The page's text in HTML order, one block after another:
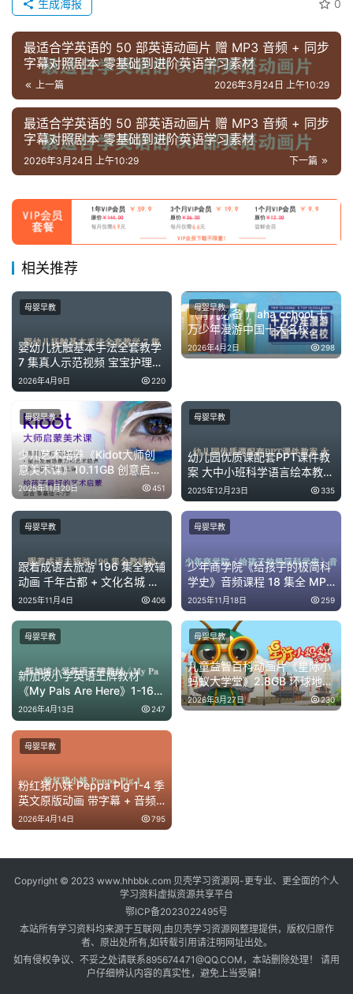
资
源
中
资
料
儿
童
国
蒙
儿
童
英
语
启
蒙
0
生成海报
最适合学英语的 50 部英语动画片 赠 MP3 音频 + 同步
字幕对照剧本 零基础到进阶英语学习素材
上一篇 2026年3月24日 上午10:29
最适合学英语的 50 部英语动画片 赠 MP3 音频 + 同步
字幕对照剧本 零基础到进阶英语学习素材
下一篇
2026年3月24日 上午10:29
相关推荐
婴幼儿抚触基本手法全套教学
7 集真人示范视频 宝宝护理推
拿入门课
2026年4月9日 220
母婴早教
（育儿必备 ）aha cchool 十
万少年漫游中国十大名校
3.8G MP4
2026年4月2日 298
母婴早教
少儿艺术培养《Kidot大师创
意美术课》10.11GB 创意启蒙
资源 网盘下载
2025年11月20日 451
母婴早教
幼儿园优质课配套PPT课件教
案 大中小班科学语言绘本教学
全套装
2025年12月23日 335
母婴早教
跟着成语去旅游 196 集全教辅
动画 千年古都 + 文化名城 成
语启蒙网盘下载
2025年11月4日 406
母婴早教
少年商学院《给孩子的极简科
学史》音频课程 18 集全 MP3
科普百科 网盘下载
2025年11月18日 259
母婴早教
新加坡小学英语王牌教材
《My Pals Are Here》1-16
级 儿童英文分级学习软件 全
套下载
2026年4月13日 247
母婴早教
儿童益智百科动画片《星际小
蚂蚁大学堂》2.8GB 环球地理
文化启蒙早教视频
2026年3月27日 230
母婴早教
粉红猪小妹 Peppa Pig 1-4 季
英文原版动画 带字幕 + 音频
+ 绘本 儿童英语启蒙全集
2026年4月14日 795
母婴早教
Copyright © 2023 www.hhbbk.com 贝壳学习资源网-更专业、更全面的个人
学习资料虚拟资源共享平台
鄂ICP备2023022495号
本站所有学习资料均来源于互联网,由贝壳学习资源网整理提供，版权归原作
者、原出处所有,如转载引用请注明网址出处。
如有侵权争议、不妥之处请联系895674471@QQ.COM，本站删除处理！ 请用
户仔细辨认内容的真实性，避免上当受骗！